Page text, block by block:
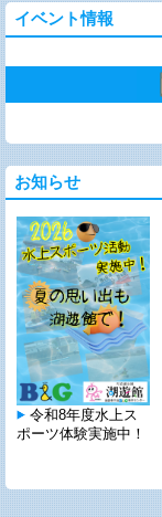
イベント情報
お知らせ
令和8年度水上ス
ポーツ体験実施中！